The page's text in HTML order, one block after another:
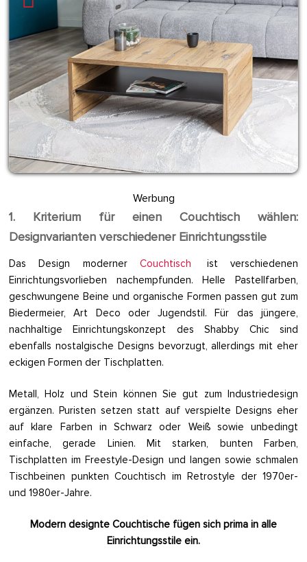
Werbung
1. Kriterium für einen Couchtisch wählen:
Designvarianten verschiedener Einrichtungsstile
Das Design modernerCouchtisch
ist verschiedenen
Einrichtungsvorlieben nachempfunden. Helle Pastellfarben,
geschwungene Beine und organische Formen passen gut zum
Biedermeier, Art Deco oder Jugendstil. Für das jüngere,
nachhaltige Einrichtungskonzept des Shabby Chic sind
ebenfalls nostalgische Designs bevorzugt, allerdings mit eher
eckigen Formen der Tischplatten.
Metall, Holz und Stein können Sie gut zum Industriedesign
ergänzen. Puristen setzen statt auf verspielte Designs eher
auf klare Farben in Schwarz oder Weiß sowie unbedingt
einfache, gerade Linien. Mit starken, bunten Farben,
Tischplatten im Freestyle-Design und langen sowie schmalen
Tischbeinen punkten Couchtisch im Retrostyle der 1970er-
und 1980er-Jahre.
Modern designte Couchtische fügen sich prima in alle
Einrichtungsstile ein.